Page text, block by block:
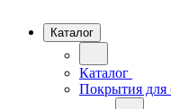
Каталог
Каталог
Покрытия для